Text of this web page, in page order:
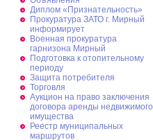
Диплом «Признательность»
Прокуратура ЗАТО г. Мирный
информирует
Военная прокуратура
гарнизона Мирный
Подготовка к отопительному
периоду
Защита потребителя
Торговля
Аукцион на право заключения
договора аренды недвижимого
имущества
Реестр муниципальных
маршрутов